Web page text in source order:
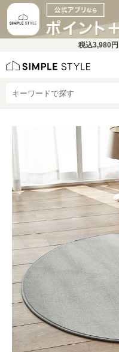
税込3,980円